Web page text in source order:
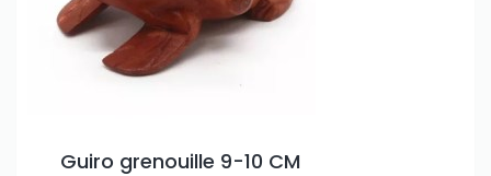
Guiro grenouille 9-10 CM